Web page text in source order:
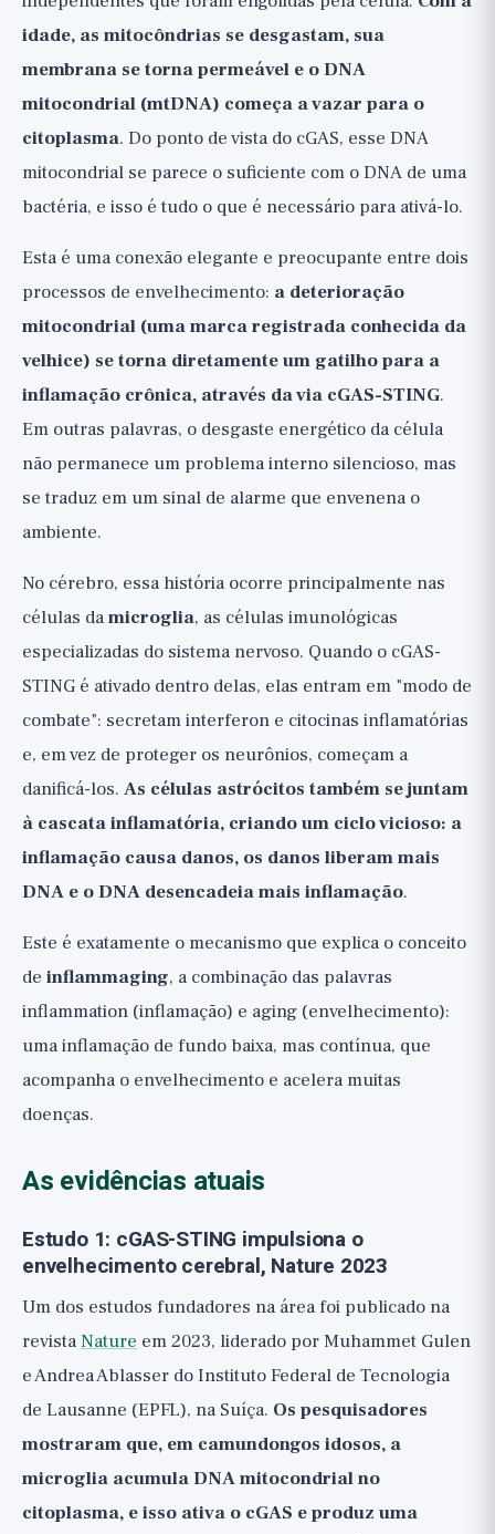
idade, as mitocôndrias se desgastam, sua
membrana se torna permeável e o DNA
mitocondrial (mtDNA) começa a vazar para o
citoplasma. Do ponto de vista do cGAS, esse DNA
mitocondrial se parece o suficiente com o DNA de uma
bactéria, e isso é tudo o que é necessário para ativá-lo.
Esta é uma conexão elegante e preocupante entre dois
processos de envelhecimento: a deterioração
mitocondrial (uma marca registrada conhecida da
velhice) se torna diretamente um gatilho para a
inflamação crônica, através da via cGAS-STING.
Em outras palavras, o desgaste energético da célula
não permanece um problema interno silencioso, mas
se traduz em um sinal de alarme que envenena o
ambiente.
No cérebro, essa história ocorre principalmente nas
células damicroglia, as células imunológicas
especializadas do sistema nervoso. Quando o cGAS-
STING é ativado dentro delas, elas entram em "modo de
combate": secretam interferon e citocinas inflamatórias
e, em vez de proteger os neurônios, começam a
danificá-los. As células astrócitos também se juntam
à cascata inflamatória, criando um ciclo vicioso: a
inflamação causa danos, os danos liberam mais
DNA e o DNA desencadeia mais inflamação.
Este é exatamente o mecanismo que explica o conceito
de inflammaging, a combinação das palavras
inflammation (inflamação) e aging (envelhecimento):
uma inflamação de fundo baixa, mas contínua, que
acompanha o envelhecimento e acelera muitas
doenças.
As evidências atuais
Estudo 1: cGAS-STING impulsiona o
envelhecimento cerebral, Nature 2023
Um dos estudos fundadores na área foi publicado na
revistaNature em 2023, liderado por Muhammet Gulen
e Andrea Ablasser do Instituto Federal de Tecnologia
de Lausanne (EPFL), na Suíça. Os pesquisadores
mostraram que, em camundongos idosos, a
microglia acumula DNA mitocondrial no
citoplasma, e isso ativa o cGAS e produz uma